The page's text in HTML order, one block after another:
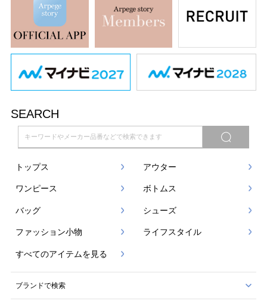
SEARCH
トップス アウター
ワンピース ボトムス
バッグ シューズ
ファッション小物 ライフスタイル
すべてのアイテムを見る
ブランドで検索